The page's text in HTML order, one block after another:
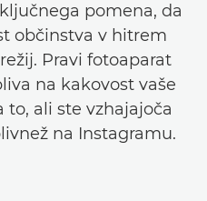
pomena, da
občinstva v hitrem
Pravi fotoaparat
na kakovost vaše
to, ali ste vzhajajoča
na Instagramu.